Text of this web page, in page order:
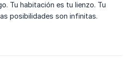
Tu habitación es tu lienzo. Tu
posibilidades son infinitas.